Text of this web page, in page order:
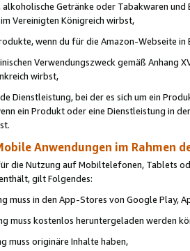
alkoholische Getränke oder Tabakwaren
Vereinigten Königreich wirbst,
wenn du für die Amazon-Webseite in
Verwendungszweck gemäß Anhang
wirbst,
Dienstleistung, bei der es sich um ein
ein Produkt oder eine Dienstleistung in
Anwendungen im Rahmen
die Nutzung auf Mobiltelefonen, Tablets
gilt Folgendes:
muss in den App-Stores von Google Play,
muss kostenlos heruntergeladen werden
muss originäre Inhalte haben,